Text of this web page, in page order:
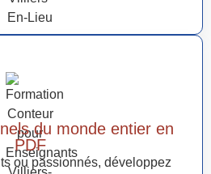
du monde entier en
PDF
ou passionnés, développez